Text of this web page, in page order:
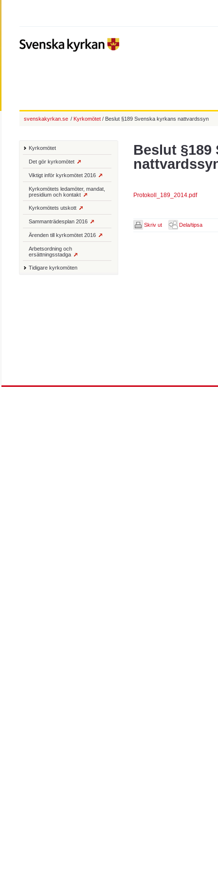
Beslut §189
Protokoll_189_2014.pdf
Skriv ut Dela/tipsa
Kyrkomötet
Det gör kyrkomötet
Viktigt inför kyrkomötet 2016
Kyrkomötets ledamöter, mandat,
presidium och kontakt
Kyrkomötets utskott
Sammanträdesplan 2016
Ärenden till kyrkomötet 2016
Arbetsordning och
ersättningsstadga
Tidigare kyrkomöten
svenskakyrkan.se / Kyrkomötet / Beslut §189 Svenska kyrkans nattvardssyn